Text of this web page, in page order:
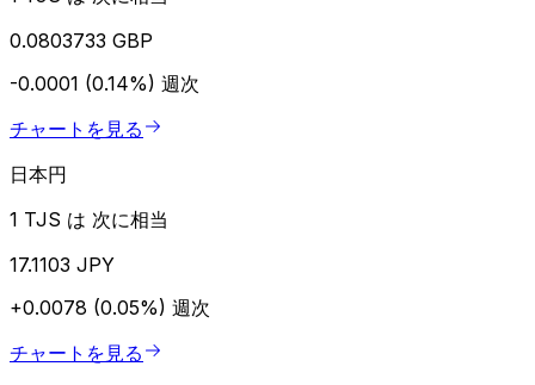
0.0803733 GBP
-0.0001 (0.14%) 週次
チャートを見る
日本円
1 TJS は 次に相当
17.1103 JPY
+0.0078 (0.05%) 週次
チャートを見る